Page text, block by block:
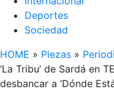
Deportes
Sociedad
HOME » Piezas »
‘La Tribu’ de Sardá en
desbancar a ‘Dónde